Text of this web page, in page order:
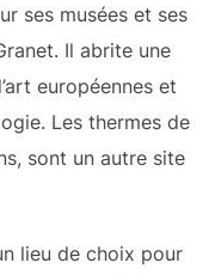
ses musées et ses
Il abrite une
européennes et
Les thermes de
sont un autre site
lieu de choix pour